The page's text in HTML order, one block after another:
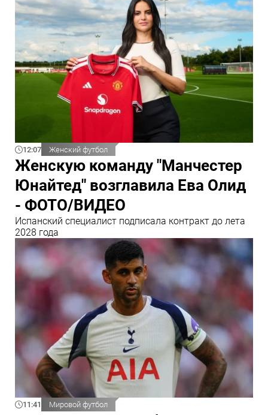
12:07 Женский футбол
Женскую команду "Манчестер
Юнайтед" возглавила Ева Олид
- ФОТО/ВИДЕО
Испанский специалист подписала контракт до лета
2028 года
11:41 Мировой футбол